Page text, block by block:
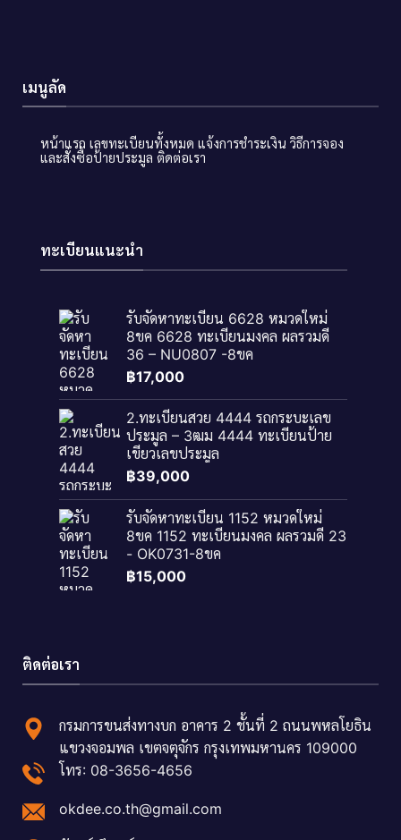
เมนูลัด
หน้าแรก เลขทะเบียนทั้งหมด แจ้งการชำระเงิน วิธีการจอง
และสั่งซื้อป้ายประมูล ติดต่อเรา
ทะเบียนแนะนำ
รับจัดหาทะเบียน 6628 หมวดใหม่
8ขค 6628 ทะเบียนมงคล ผลรวมดี
36 – NU0807 -8ขค
฿17,000
2.ทะเบียนสวย 4444 รถกระบะเลข
ประมูล – 3ฒม 4444 ทะเบียนป้าย
เขียวเลขประมูล
฿39,000
รับจัดหาทะเบียน 1152 หมวดใหม่
8ขค 1152 ทะเบียนมงคล ผลรวมดี 23
- OK0731-8ขค
฿15,000
ติดต่อเรา
กรมการขนส่งทางบก อาคาร 2 ชั้นที่ 2 ถนนพหลโยธิน
แขวงจอมพล เขตจตุจักร กรุงเทพมหานคร 109000
โทร: 08-3656-4656
okdee.co.th@gmail.com